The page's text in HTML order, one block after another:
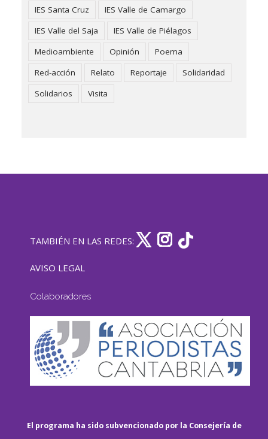
IES Santa Cruz
IES Valle de Camargo
IES Valle del Saja
IES Valle de Piélagos
Medioambiente
Opinión
Poema
Red-acción
Relato Reportaje
Solidaridad
Solidarios
Visita
TAMBIÉN EN LAS REDES:
AVISO LEGAL
Colaboradores
El programa ha sido subvencionado por la Consejería de